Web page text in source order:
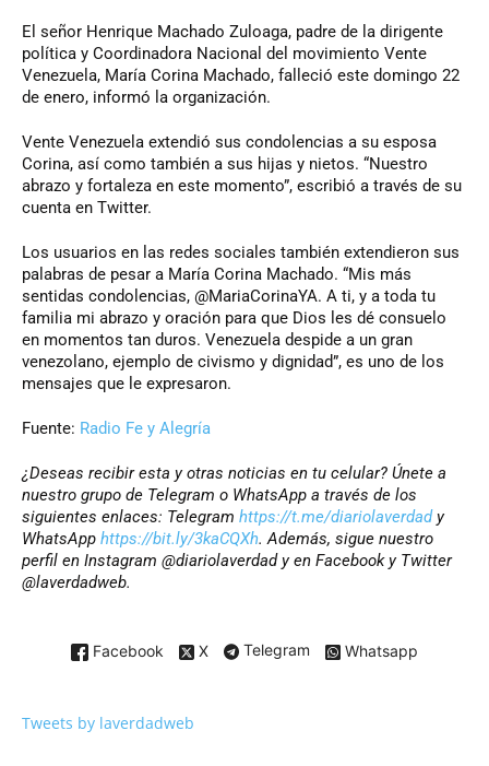
El señor Henrique Machado Zuloaga, padre de la dirigente
política y Coordinadora Nacional del movimiento Vente
Venezuela, María Corina Machado, falleció este domingo 22
de enero, informó la organización.
Vente Venezuela extendió sus condolencias a su esposa
Corina, así como también a sus hijas y nietos. “Nuestro
abrazo y fortaleza en este momento”, escribió a través de su
cuenta en Twitter.
Los usuarios en las redes sociales también extendieron sus
palabras de pesar a María Corina Machado. “Mis más
sentidas condolencias, @MariaCorinaYA. A ti, y a toda tu
familia mi abrazo y oración para que Dios les dé consuelo
en momentos tan duros. Venezuela despide a un gran
venezolano, ejemplo de civismo y dignidad”, es uno de los
mensajes que le expresaron.
Fuente: Radio Fe y Alegría
¿Deseas recibir esta y otras noticias en tu celular? Únete a
nuestro grupo de Telegram o WhatsApp a través de los
siguientes enlaces: Telegram https://t.me/diariolaverdady
WhatsApp https://bit.ly/3kaCQXh. Además, sigue nuestro
perfil en Instagram @diariolaverdad y en Facebook y Twitter
@laverdadweb.
Facebook X Telegram Whatsapp
Tweets by laverdadweb